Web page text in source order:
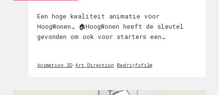
Een hoge kwaliteit animatie voor
HoogWonen… 🏠HoogWonen heeft de sleutel
gevonden om ook voor starters een
HoogWonen konden vertalen naar een
Animation 2D Art Direction Bedrijfsfilm